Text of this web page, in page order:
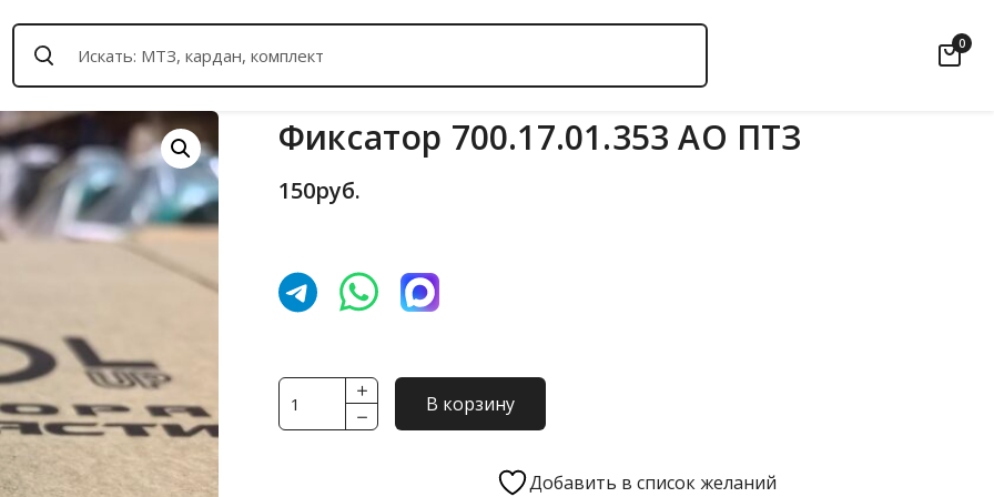
0
Фиксатор 700.17.01.353 АО ПТЗ
150руб.
Количество
товара
В корзину
Добавить в список желаний